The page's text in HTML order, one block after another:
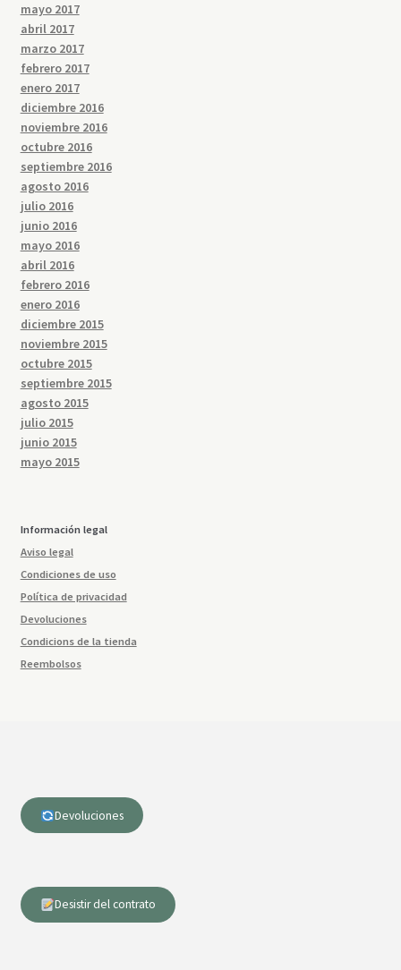
mayo 2017
abril 2017
marzo 2017
febrero 2017
enero 2017
diciembre 2016
noviembre 2016
octubre 2016
septiembre 2016
agosto 2016
julio 2016
junio 2016
mayo 2016
abril 2016
febrero 2016
enero 2016
diciembre 2015
noviembre 2015
octubre 2015
septiembre 2015
agosto 2015
julio 2015
junio 2015
mayo 2015
Información legal
Aviso legal
Condiciones de uso
Política de privacidad
Devoluciones
Condicions de la tienda
Reembolsos
Devoluciones
Desistir del contrato